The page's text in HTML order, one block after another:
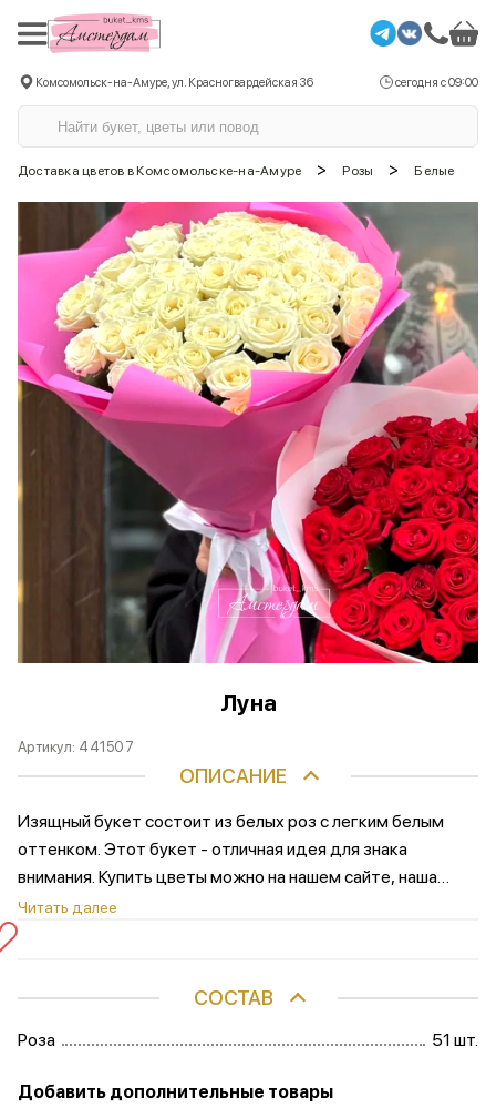
Комсомольск-на-Амуре, ул. Красногвардейская 36 сегодня с 09:00
Доставка цветов в Комсомольске-на-Амуре > Розы > Белые
Луна
Артикул: 441507
ОПИСАНИЕ
Изящный букет состоит из белых роз с легким белым
оттенком. Этот букет - отличная идея для знака
внимания. Купить цветы можно на нашем сайте, наша
курьерская служба организует своевременную
Читать далее
СОСТАВ
Роза 51 шт.
Добавить дополнительные товары